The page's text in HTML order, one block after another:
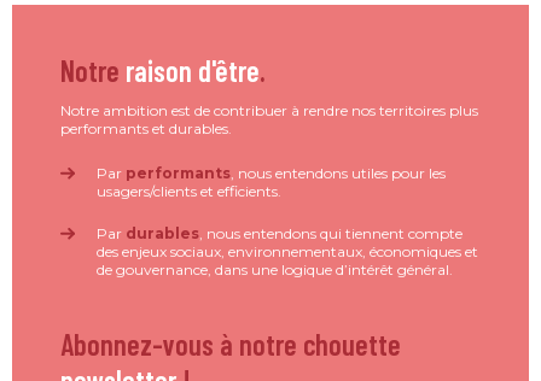
Notre raison d'être.
Notre ambition est de contribuer à rendre nos territoires plus
performants et durables.
Par performants, nous entendons utiles pour les
usagers/clients et efficients.
Par durables, nous entendons qui tiennent compte
des enjeux sociaux, environnementaux, économiques et
de gouvernance, dans une logique d’intérêt général.
Abonnez-vous à notre chouette